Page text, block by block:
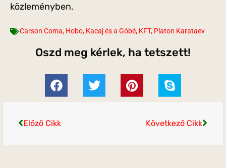
közleményben.
Carson Coma, Hobo, Kacaj és a Góbé, KFT, Platon Karataev
Oszd meg kérlek, ha tetszett!
Előző Cikk Következő Cikk